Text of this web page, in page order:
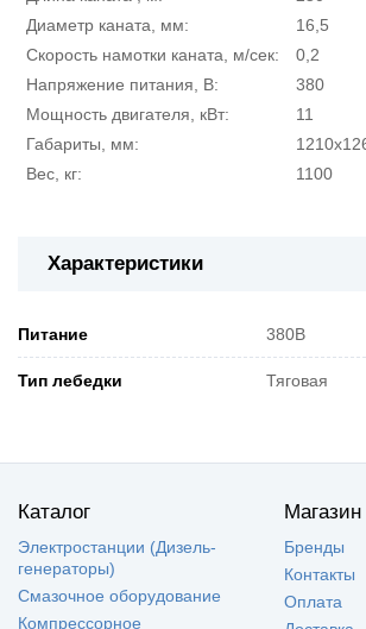
Диаметр каната, мм:
16,5
Скорость намотки каната, м/сек:
0,2
Напряжение питания, В:
380
Мощность двигателя, кВт:
11
Габариты, мм:
Вес, кг:
1100
Характеристики
Питание 380В
Тип лебедки Тяговая
Каталог
Электростанции (Дизель-
генераторы)
Смазочное оборудование
Компрессорное
Магазин
Бренды
Контакты
Оплата